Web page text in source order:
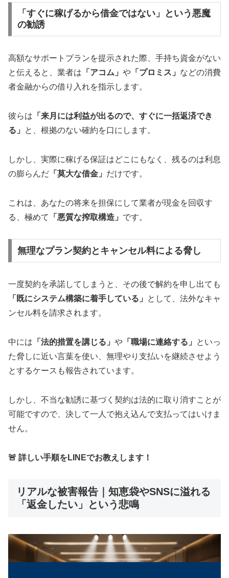
「すぐに稼げるから借金ではない」という悪魔
の勧誘
高額なサポートプランを提示された際、手持ち資金がない
と伝えると、業者は 「アコム」 や 「プロミス」 などの消費
者金融からの借り入れを指示します。
彼らは 「来月には利益が出るので、すぐに一括返済でき
る」
と、根拠のない確約を口にします。
しかし、実際に稼げる保証はどこにもなく、残るのは利息
の膨らんだ 「莫大な借金」 だけです。
これは、あなたの将来を担保にして業者が現金を回収す
る、極めて
「悪質な搾取構造」 です。
無理なプラン契約とキャンセル料による脅し
一度契約を承諾してしまうと、その後で解約を申し出ても
「既にシステム構築に着手している」
として、法外なキャ
ンセル料を請求されます。
中には 「法的措置を講じる」 や 「職場に連絡する」
といっ
た脅しに近い言葉を使い、無理やり支払いを継続させよう
とするケースも報告されています。
しかし、不当な勧誘に基づく契約は法的に取り消すことが
可能ですので、決して一人で抱え込んで支払ってはいけま
せん。
🚨 詳しい手順をLINEでお教えします！
リアルな被害報告｜知恵袋やSNSに溢れる
「返金したい」という悲鳴